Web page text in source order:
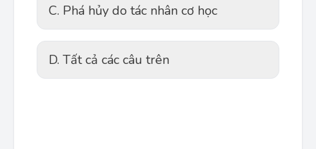
C. Phá hủy do tác nhân cơ học
D. Tất cả các câu trên